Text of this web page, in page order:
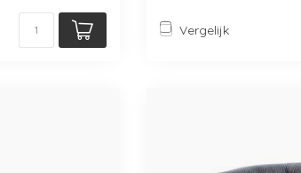
Vergelijk